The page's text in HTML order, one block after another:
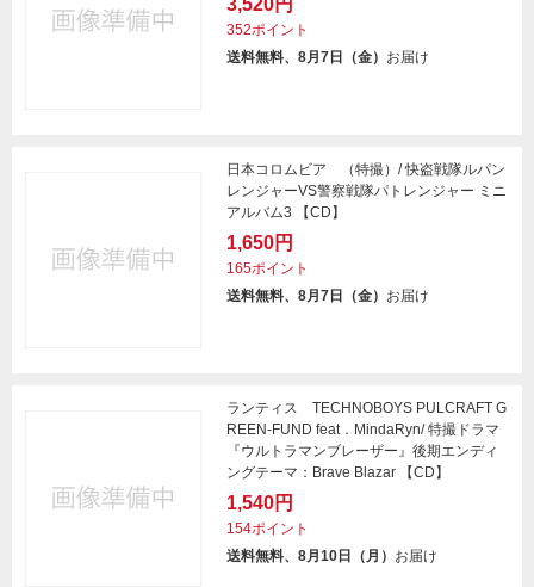
3,520円
352ポイント
送料無料、8月7日（金） お届け
日本コロムビア （特撮）/ 快盗戦隊ルパン
レンジャーVS警察戦隊パトレンジャー ミニ
アルバム3 【CD】
1,650円
165ポイント
送料無料、8月7日（金） お届け
ランティス TECHNOBOYS PULCRAFT G
REEN-FUND feat．MindaRyn/ 特撮ドラマ
『ウルトラマンブレーザー』後期エンディ
ングテーマ：Brave Blazar 【CD】
1,540円
154ポイント
送料無料、8月10日（月） お届け